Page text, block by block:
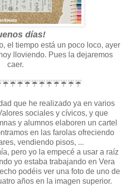
días!
el tiempo está un poco loco, ayer
lloviendo. Pues la dejaremos
caer.
☔☔☔☔☔☔☔☔☔
que he realizado ya en varios
sociales y cívicos, y que
y alumnos elaboren un cartel
en las farolas ofreciendo
vendiendo pisos, ...
pero yo la empecé a usar a raíz
yo estaba trabajando en Vera
podéis ver una foto de uno de
años en la imagen superior.